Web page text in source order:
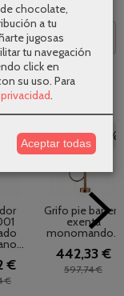
-26 %
€
€
-26 %
Grifo pie bañera
exenta
monomando...
442,33 €
597,74 €
chocolate,
a tu
jugosas
tu navegación
click en
su uso. Para
Aceptar todas